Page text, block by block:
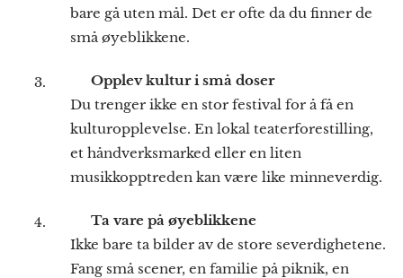
bare gå uten mål. Det er ofte da du finner de
små øyeblikkene.
Opplev kultur i små doser
Du trenger ikke en stor festival for å få en
kulturopplevelse. En lokal teaterforestilling,
et håndverksmarked eller en liten
musikkopptreden kan være like minneverdig.
Ta vare på øyeblikkene
Ikke bare ta bilder av de store severdighetene.
Fang små scener, en familie på piknik, en